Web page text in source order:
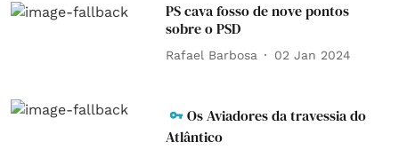
PS cava fosso de nove pontos
sobre o PSD
Rafael Barbosa 02 Jan 2024
Os Aviadores da travessia do
Atlântico